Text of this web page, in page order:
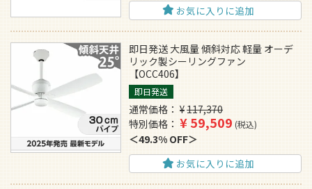
お気に入りに追加
即日発送 大風量 傾斜対応 軽量 オーデ
リック製シーリングファン
【OCC406】
即日発送
通常価格 ¥117,370
特別価格
¥59,509 税込
49.3% OFF
お気に入りに追加